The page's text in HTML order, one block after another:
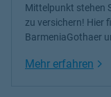
Mittelpunkt stehen
zu versichern! Hier
BarmeniaGothaer
Mehr erfahren